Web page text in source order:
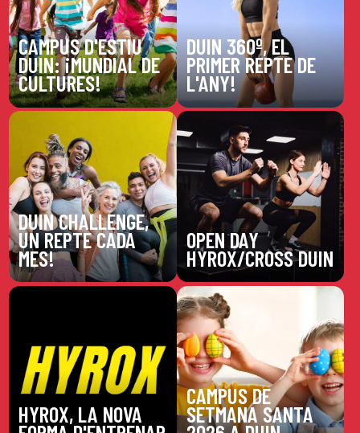
CAMPUS D'ESTIU
DUIN: ¡MUNDIAL DE
CULTURES!
DUIN 360º, EL
PRIMER REPTE DE
L'ANY!
DUIN CHALLENGE,
UN REPTE CADA
MES!
OPEN DAY
HYROX/CROSS DUIN
HYROX, LA NOVA
CAMPUS DE
SETMANA SANTA